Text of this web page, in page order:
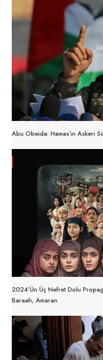
Abu Obeida: Hamas’ın Askeri
2024’ün Üç Nefret Dolu
Baraah, Amaran